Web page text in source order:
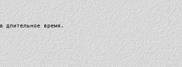
длительное время.